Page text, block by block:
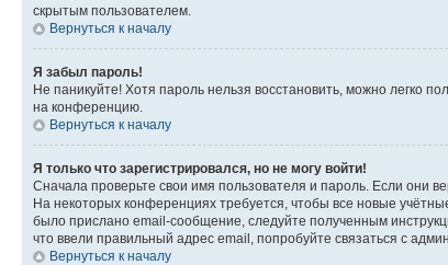
скрытым пользователем.
Вернуться к началу
Я забыл пароль!
Не паникуйте! Хотя пароль нельзя восстановить, можно легко
на конференцию.
Вернуться к началу
Я только что зарегистрировался, но не могу войти!
Сначала проверьте свои имя пользователя и пароль. Если они
На некоторых конференциях требуется, чтобы все новые
было прислано email-сообщение, следуйте полученным
что ввели правильный адрес email, попробуйте связаться с
Вернуться к началу